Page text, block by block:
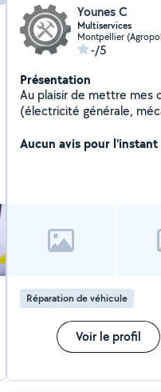
Younes C
Multiservices
Montpellier
-/5
Présentation
Au plaisir de mettre mes
(électricité générale,
Aucun avis pour l'instant
Réparation de véhicule
Voir le profil